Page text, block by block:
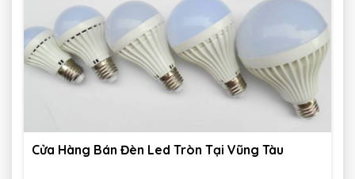
Cửa Hàng Bán Đèn Led Tròn Tại Vũng Tàu